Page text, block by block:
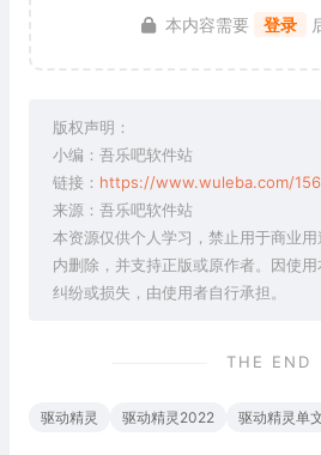
本内容需要 登录
版权声明：
小编：吾乐吧软件站
链接： https://www.wuleba.com/
来源：吾乐吧软件站
本资源仅供个人学习，禁止用于商业
内删除，并支持正版或原作者。因使
纠纷或损失，由使用者自行承担。
THE END
驱动精灵 驱动精灵2022 驱动精灵单